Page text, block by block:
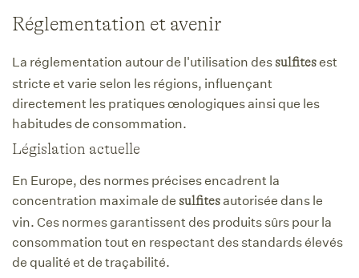
Réglementation et avenir
La réglementation autour de l'utilisation des sulfitesest
stricte et varie selon les régions, influençant
directement les pratiques œnologiques ainsi que les
habitudes de consommation.
Législation actuelle
En Europe, des normes précises encadrent la
concentration maximale de sulfitesautorisée dans le
vin. Ces normes garantissent des produits sûrs pour la
consommation tout en respectant des standards élevés
de qualité et de traçabilité.